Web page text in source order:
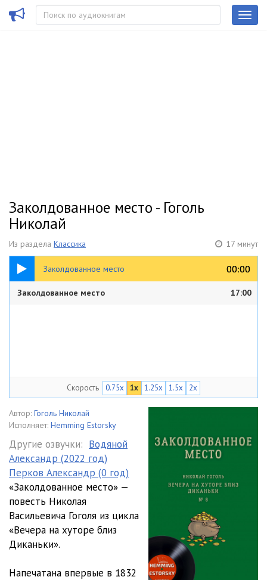
Заколдованное место - Гоголь
Николай
Из раздела Классика 17 минут
Заколдованное место 00:00
00:00
17:00
Заколдованное место 17:00
Скорость 0.75x 1x 1.25x 1.5x 2x
Автор: Гоголь Николай
Исполняет: Hemming Estorsky
Другие озвучки: Водяной
Александр (2022 год)
Перков Александр (0 год)
«Заколдованное место» —
повесть Николая
Васильевича Гоголя из цикла
«Вечера на хуторе близ
Диканьки».
Напечатана впервые в 1832